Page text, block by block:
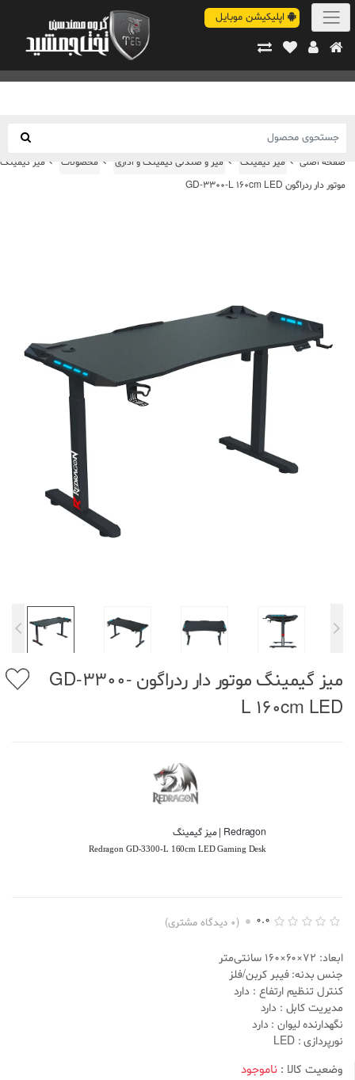
اپلیکیشن موبایل
صفحه اصلی محصولات میز و صندلی گیمینگ و اداری میز گیمینگ
میز گیمینگ
موتور دار ردراگون GD-3300-L 160cm LED
میز گیمینگ موتور دار ردراگون GD-3300-
L 160cm LED
Redragon | میز گیمینگ
Redragon GD-3300-L 160cm LED Gaming Desk
ت
ی
ا
ز
د
ی
0
.
0
0.0
(
0 دیدگاه مشتری)
ابعاد: 72×60×160 سانتی‌متر
جنس بدنه: فیبر کربن/فلز
کنترل تنظیم ارتفاع : دارد
مدیریت کابل : دارد
نگهدارنده لیوان : دارد
نورپردازی : LED
وضعیت کالا : ناموجود